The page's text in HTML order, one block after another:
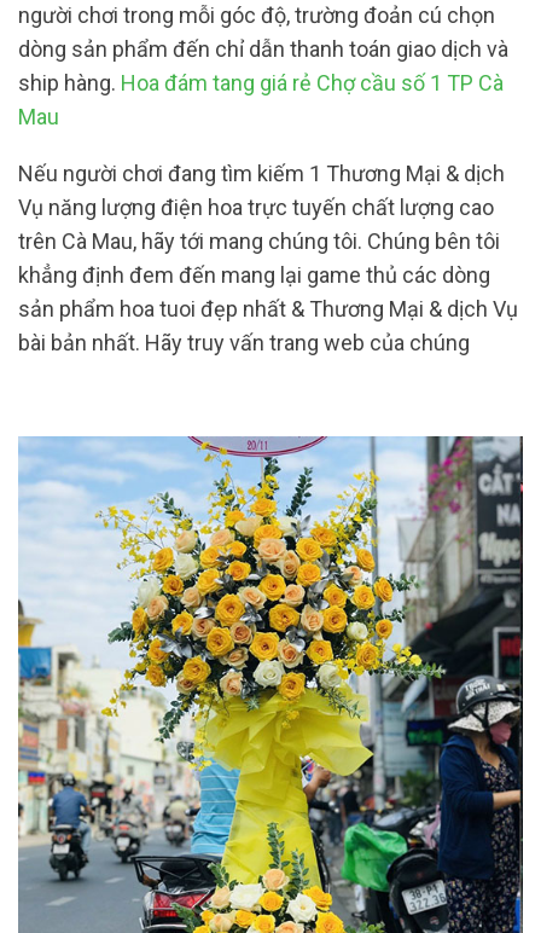
người chơi trong mỗi góc độ, trường đoản cú chọn
dòng sản phẩm đến chỉ dẫn thanh toán giao dịch và
ship hàng. Hoa đám tang giá rẻ Chợ cầu số 1 TP Cà
Mau
Nếu người chơi đang tìm kiếm 1 Thương Mại & dịch
Vụ năng lượng điện hoa trực tuyến chất lượng cao
trên Cà Mau, hãy tới mang chúng tôi. Chúng bên tôi
khẳng định đem đến mang lại game thủ các dòng
sản phẩm hoa tuoi đẹp nhất & Thương Mại & dịch Vụ
bài bản nhất. Hãy truy vấn trang web của chúng